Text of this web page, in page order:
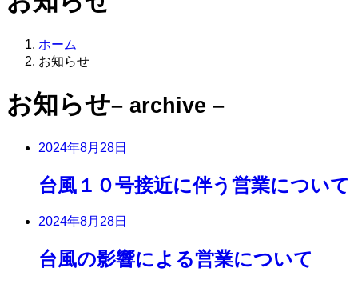
ホーム
お知らせ
お知らせ– archive –
2024年8月28日
台風１０号接近に伴う営業について
2024年8月28日
台風の影響による営業について